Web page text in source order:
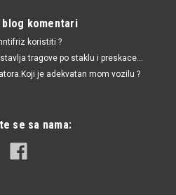
blog komentari
koristiti ?
tragove po staklu i preskace...
je adekvatan mom vozilu ?
se sa nama: